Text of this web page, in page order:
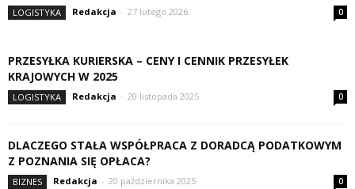
LOGISTYKA Redakcja - 27 lutego 2026 0
PRZESYŁKA KURIERSKA – CENY I CENNIK PRZESYŁEK
KRAJOWYCH W 2025
LOGISTYKA Redakcja - 20 listopada 2025 0
DLACZEGO STAŁA WSPÓŁPRACA Z DORADCĄ PODATKOWYM
Z POZNANIA SIĘ OPŁACA?
BIZNES Redakcja - 20 października 2025 0